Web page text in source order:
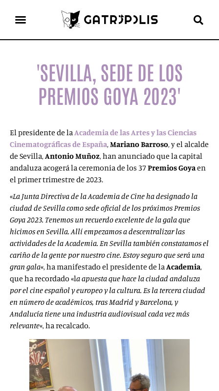
'SEVILLA, SEDE DE LOS
PREMIOS GOYA 2023'
El presidente de laAcademia de las Artes y las Ciencias
Cinematográficas de España,Mariano Barroso, y el alcalde
de Sevilla,Antonio Muñoz, han anunciado que la capital
andaluza acogerá la ceremonia de los 37Premios Goyaen
el primer trimestre de 2023.
«La Junta Directiva de la Academia de Cine ha designado la
ciudad de Sevilla como sede oficial de los próximos Premios
Goya 2023. Tenemos un recuerdo excelente de la gala que
hicimos en Sevilla. Allí empezamos a descentralizar las
actividades de la Academia. En Sevilla también constatamos el
cariño de la gente por nuestro cine. Estoy seguro que será una
gran gala«, ha manifestado el presidente de laAcademia,
que ha recordado «la apuesta que hace la ciudad andaluza
por el cine español y europeo y la cultura. Es la tercera ciudad
en número de académicos, tras Madrid y Barcelona, y
Andalucía tiene una industria audiovisual cada vez más
relevante«, ha recalcado.